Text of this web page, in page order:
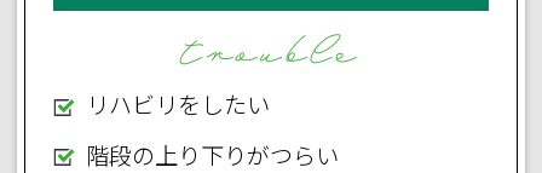
trouble
リハビリをしたい
階段の上り下りがつらい